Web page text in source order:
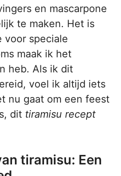
en mascarpone
te maken. Het is
voor speciale
maak ik het
heb. Als ik dit
voel ik altijd iets
nu gaat om een feest
dit tiramisu recept
tiramisu: Een